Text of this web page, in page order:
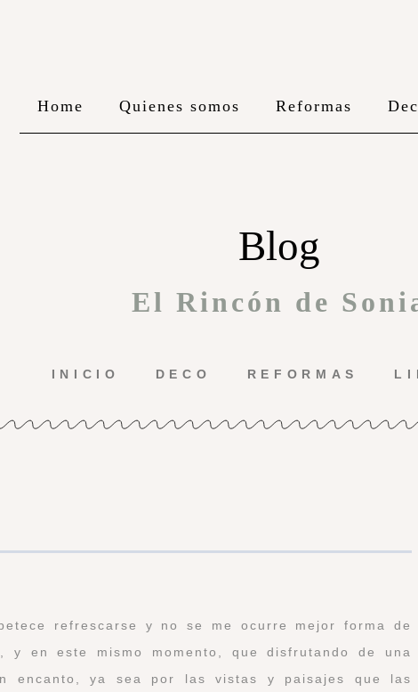
Home Quienes somos Reformas
Blog
El Rincón de
INICIO DECO REFORMAS
refrescarse y no se me ocurre mejor forma de
y en este mismo momento, que disfrutando de una
encanto, ya sea por las vistas y paisajes que las